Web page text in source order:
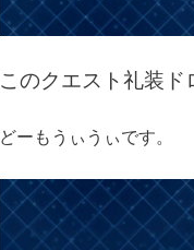
このクエスト礼装
どーもうぃうぃです。